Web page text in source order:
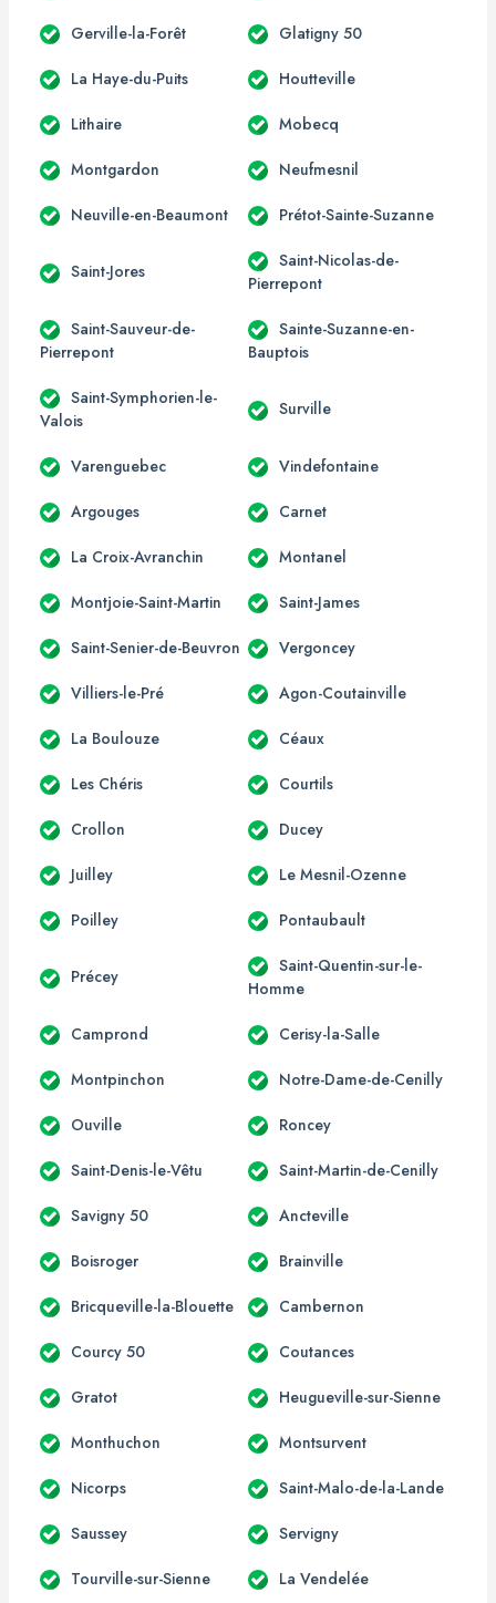
Gerville-la-Forêt Glatigny 50
La Haye-du-Puits Houtteville
Lithaire Mobecq
Montgardon Neufmesnil
Neuville-en-Beaumont Prétot-Sainte-Suzanne
Saint-Jores
Saint-Nicolas-de-
Pierrepont
Saint-Sauveur-de-
Pierrepont
Sainte-Suzanne-en-
Bauptois
Saint-Symphorien-le-
Valois
Surville
Varenguebec Vindefontaine
Argouges Carnet
La Croix-Avranchin Montanel
Montjoie-Saint-Martin Saint-James
Saint-Senier-de-Beuvron Vergoncey
Villiers-le-Pré Agon-Coutainville
La Boulouze Céaux
Les Chéris Courtils
Crollon Ducey
Juilley Le Mesnil-Ozenne
Poilley Pontaubault
Précey
Saint-Quentin-sur-le-
Homme
Camprond Cerisy-la-Salle
Montpinchon Notre-Dame-de-Cenilly
Ouville Roncey
Saint-Denis-le-Vêtu Saint-Martin-de-Cenilly
Savigny 50 Ancteville
Boisroger Brainville
Bricqueville-la-Blouette Cambernon
Courcy 50 Coutances
Gratot Heugueville-sur-Sienne
Monthuchon Montsurvent
Nicorps Saint-Malo-de-la-Lande
Saussey Servigny
Tourville-sur-Sienne La Vendelée